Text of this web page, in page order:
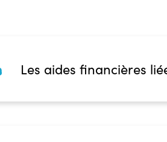
Les aides financières